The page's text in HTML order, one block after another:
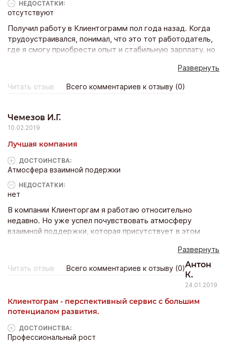
НЕДОСТАТКИ:
отсутствуют
Получил работу в Клиентограмм пол года назад. Когда
трудоустраивался, понимал, что это тот работодатель,
где я смогу приобрести опыт и стабильную зарплату. но
стабильно мы работаем над своим образованием,
повышаем компетентность в сфере IT, плюс крутая
команда. Атмосфера на работе располагает тебя
Развернуть
Читать отзыв Всего комментариев к отзыву (0)
Чемезов И.Г.
10.02.2019
Лучшая компания
ДОСТОИНCТВА:
Атмосфера взаимной подержки
НЕДОСТАТКИ:
нет
В компании Клиенторгам я работаю относительно
недавно. Но уже успел почувствовать атмосферу
взаимной поддержки, которая присутствует в этом
опытные специалисты. Есть наставники, которые и
морально поддержат, и практические советы дадут.
Регулярно проходит обучение чему-то новому. Для
стимула существуют и конкурсы. Конечно, приходится
перерабатывать значительные объемы информации. Но
это же так и должно быть!
Развернуть
Читать отзыв Всего комментариев к отзыву (0)Антон
К.
24.01.2019
Клиентограм - перспективный сервис с большим
потенциалом развития.
ДОСТОИНCТВА:
Профессиональный рост